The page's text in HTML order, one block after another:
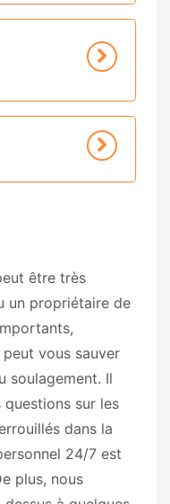
être très
un propriétaire de
vous sauver
soulagement. Il
sur les
dans la
24/7 est
plus, nous